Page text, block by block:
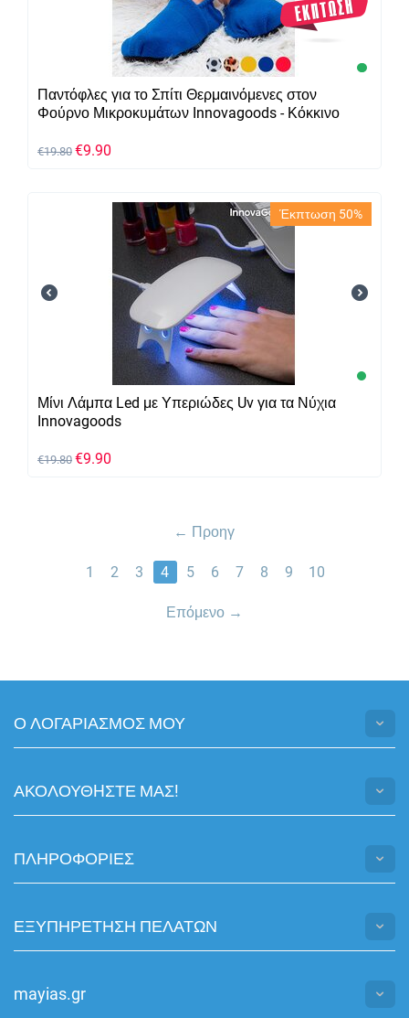
Παντόφλες για το Σπίτι Θερμαινόμενες στον
Φούρνο Μικροκυμάτων Innovagoods - Κόκκινο
€19.80 €9.90
Έκπτωση 50%
Μίνι Λάμπα Led με Υπεριώδες Uv για τα Νύχια
Innovagoods
€19.80 €9.90
Προηγ
1 2 3 4 5 6 7 8 9 10
Επόμενο
Ο ΛΟΓΑΡΙΑΣΜΟΣ ΜΟΥ
ΑΚΟΛΟΥΘHΣΤΕ ΜΑΣ!
ΠΛΗΡΟΦΟΡΙΕΣ
ΕΞΥΠΗΡΕΤΗΣΗ ΠΕΛΑΤΩΝ
mayias.gr